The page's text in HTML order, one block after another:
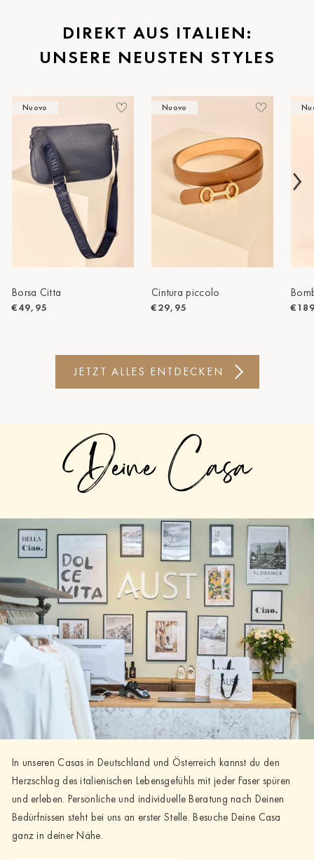
St.Pölten
Staufen
Timmendorf
Tulln
Tuttlingen
Wien Hietzing (13.Bez.)
Zwettl
DIREKT AUS ITALIEN:
UNSERE NEUSTEN STYLES
Nuovo
Borsa Citta
€49,95
Nuovo
Cintura piccolo
€29,95
JETZT ALLES ENTDECKEN
Deine Casa
In unseren Casas in Deutschland und Österreich kannst du den
Herzschlag des italienischen Lebensgefühls mit jeder Faser spüren
und erleben. Persönliche und individuelle Beratung nach Deinen
Bedürfnissen steht bei uns an erster Stelle. Besuche Deine Casa
ganz in deiner Nähe.